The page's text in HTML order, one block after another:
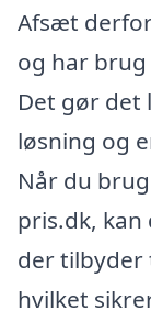
Afsæt
og har
Det gør det
løsning og
Når du
pris.dk,
der tilbyder
hvilket